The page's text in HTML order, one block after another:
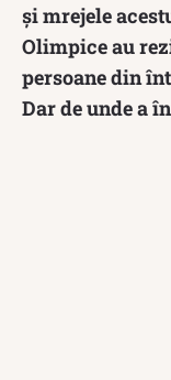
și mrejele
Olimpice au
persoane din
Dar de unde a